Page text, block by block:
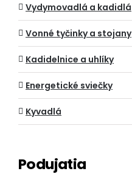
Vydymovadlá a kadidlá
Vonné tyčinky a stojany
Kadidelnice a uhlíky
Energetické sviečky
Kyvadlá
Podujatia